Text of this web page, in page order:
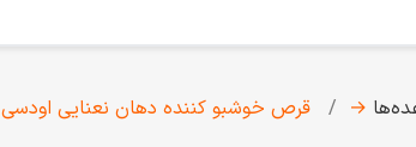
→ قرص خوشبو کننده دهان نعنایی اودسی 35 گرم